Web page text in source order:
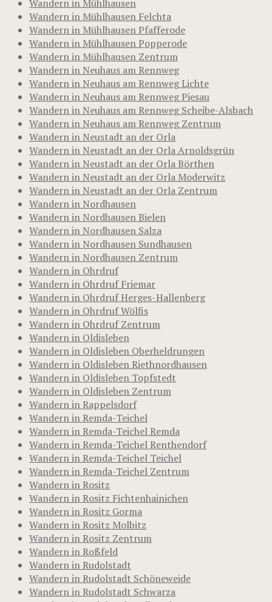
Wandern in Mühlhausen
Wandern in Mühlhausen Felchta
Wandern in Mühlhausen Pfafferode
Wandern in Mühlhausen Popperode
Wandern in Mühlhausen Zentrum
Wandern in Neuhaus am Rennweg
Wandern in Neuhaus am Rennweg Lichte
Wandern in Neuhaus am Rennweg Piesau
Wandern in Neuhaus am Rennweg Scheibe-Alsbach
Wandern in Neuhaus am Rennweg Zentrum
Wandern in Neustadt an der Orla
Wandern in Neustadt an der Orla Arnoldsgrün
Wandern in Neustadt an der Orla Börthen
Wandern in Neustadt an der Orla Moderwitz
Wandern in Neustadt an der Orla Zentrum
Wandern in Nordhausen
Wandern in Nordhausen Bielen
Wandern in Nordhausen Salza
Wandern in Nordhausen Sundhausen
Wandern in Nordhausen Zentrum
Wandern in Ohrdruf
Wandern in Ohrdruf Friemar
Wandern in Ohrdruf Herges-Hallenberg
Wandern in Ohrdruf Wölfis
Wandern in Ohrdruf Zentrum
Wandern in Oldisleben
Wandern in Oldisleben Oberheldrungen
Wandern in Oldisleben Riethnordhausen
Wandern in Oldisleben Topfstedt
Wandern in Oldisleben Zentrum
Wandern in Rappelsdorf
Wandern in Remda-Teichel
Wandern in Remda-Teichel Remda
Wandern in Remda-Teichel Renthendorf
Wandern in Remda-Teichel Teichel
Wandern in Remda-Teichel Zentrum
Wandern in Rositz
Wandern in Rositz Fichtenhainichen
Wandern in Rositz Gorma
Wandern in Rositz Molbitz
Wandern in Rositz Zentrum
Wandern in Roßfeld
Wandern in Rudolstadt
Wandern in Rudolstadt Schöneweide
Wandern in Rudolstadt Schwarza